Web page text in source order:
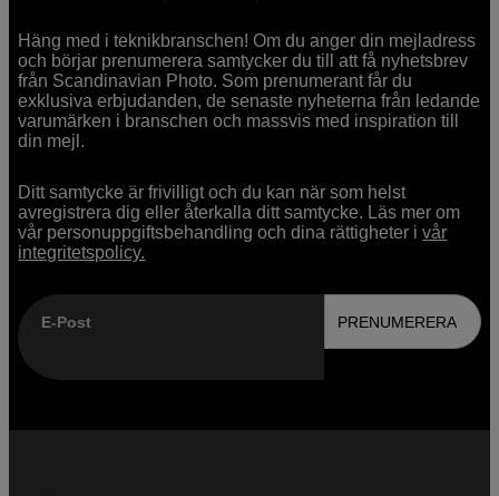
Häng med i teknikbranschen! Om du anger din mejladress
och börjar prenumerera samtycker du till att få nyhetsbrev
från Scandinavian Photo. Som prenumerant får du
exklusiva erbjudanden, de senaste nyheterna från ledande
varumärken i branschen och massvis med inspiration till
din mejl.
Ditt samtycke är frivilligt och du kan när som helst
avregistrera dig eller återkalla ditt samtycke. Läs mer om
vår personuppgiftsbehandling och dina rättigheter ivår
integritetspolicy.
E-Post PRENUMERERA